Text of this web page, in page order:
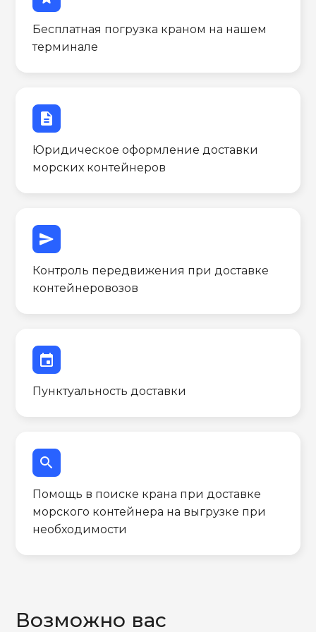
Бесплатная погрузка краном на нашем
терминале
description
Юридическое оформление доставки
морских контейнеров
send
Контроль передвижения при доставке
контейнеровозов
event
Пунктуальность доставки
search
Помощь в поиске крана при доставке
морского контейнера на выгрузке при
необходимости
Возможно вас